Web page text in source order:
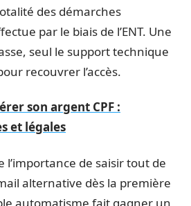
des démarches
par le biais de l’ENT. Une
seul le support technique
recouvrer l’accès.
son argent CPF :
et légales
l’importance de saisir tout de
alternative dès la première
automatisme fait gagner un